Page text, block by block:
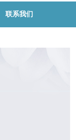
联系我们